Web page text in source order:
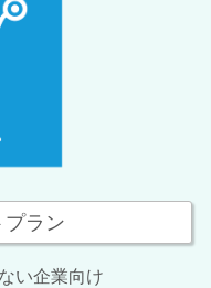
ラン
い企業向け